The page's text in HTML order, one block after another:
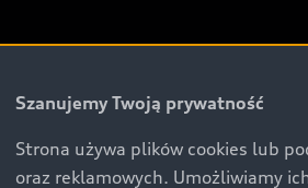
Szanujemy Twoją prywatność
Strona używa plików cookies lub
oraz reklamowych. Umożliwiamy